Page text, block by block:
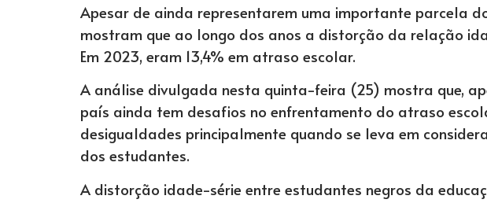
Apesar de ainda representarem uma importante parcela
mostram que ao longo dos anos a distorção da relação
Em 2023, eram 13,4% em atraso escolar.
A análise divulgada nesta quinta-feira (25) mostra que,
país ainda tem desafios no enfrentamento do atraso
desigualdades principalmente quando se leva em
dos estudantes.
A distorção idade-série entre estudantes negros da